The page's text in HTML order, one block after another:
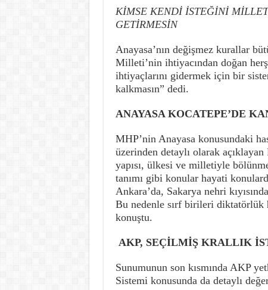
KİMSE KENDİ İSTEĞİNİ
GETİRMESİN
Anayasa’nın değişmez kurallar
Milleti’nin ihtiyacından doğan
ihtiyaçlarını gidermek için bir
kalkmasın” dedi.
ANAYASA KOCATEPE’DE
MHP’nin Anayasa konusundaki
üzerinden detaylı olarak
yapısı, ülkesi ve milletiyle
tanımı gibi konular hayati
Ankara’da, Sakarya nehri
Bu nedenle sırf birileri
konuştu.
AKP, SEÇİLMİŞ KRALLIK
Sunumunun son kısmında AKP
Sistemi konusunda da detaylı